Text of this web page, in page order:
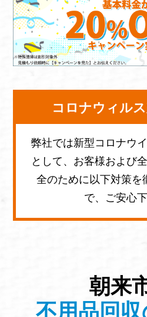
コロナウィル
弊社では新型コロナウ
として、お客様および
全のために以下対策を
で、ご安心
朝来
不用品回